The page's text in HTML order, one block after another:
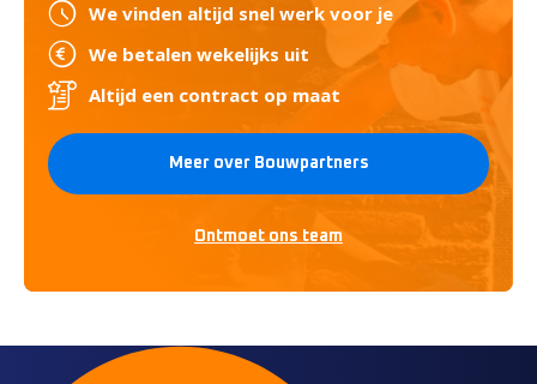
We vinden altijd snel werk voor je
We betalen wekelijks uit
Altijd een contract op maat
Meer over Bouwpartners
Ontmoet ons team